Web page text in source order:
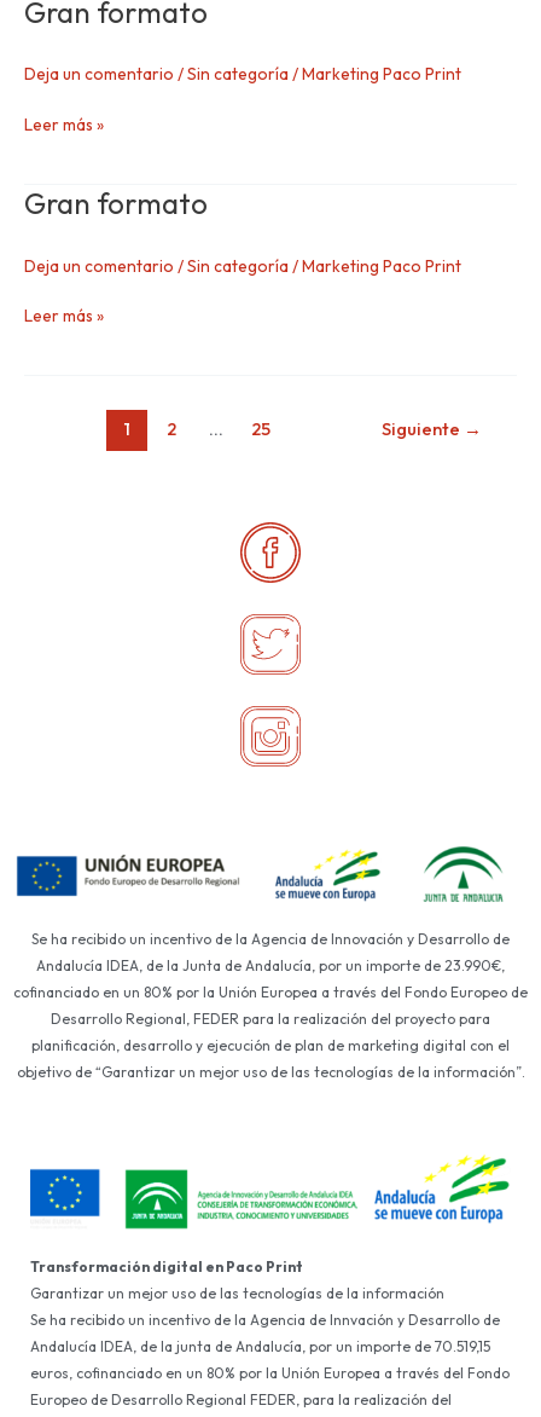
Gran formato
Deja un comentario /Sin categoría /Marketing Paco Print
Gran
Leer más »
Gran formato
Deja un comentario /Sin categoría /Marketing Paco Print
Gran
Leer más »
1 2 … 25 Siguiente →
Se ha recibido un incentivo de la Agencia de Innovación y Desarrollo de
Andalucía IDEA, de la Junta de Andalucía, por un importe de 23.990€,
cofinanciado en un 80% por la Unión Europea a través del Fondo Europeo de
Desarrollo Regional, FEDER para la realización del proyecto para
planificación, desarrollo y ejecución de plan de marketing digital con el
objetivo de “Garantizar un mejor uso de las tecnologías de la información”.
Transformación digital en Paco Print
Garantizar un mejor uso de las tecnologías de la información
Se ha recibido un incentivo de la Agencia de Innvación y Desarrollo de
Andalucía IDEA, de la junta de Andalucía, por un importe de 70.519,15
euros, cofinanciado en un 80% por la Unión Europea a través del Fondo
Europeo de Desarrollo Regional FEDER, para la realización del